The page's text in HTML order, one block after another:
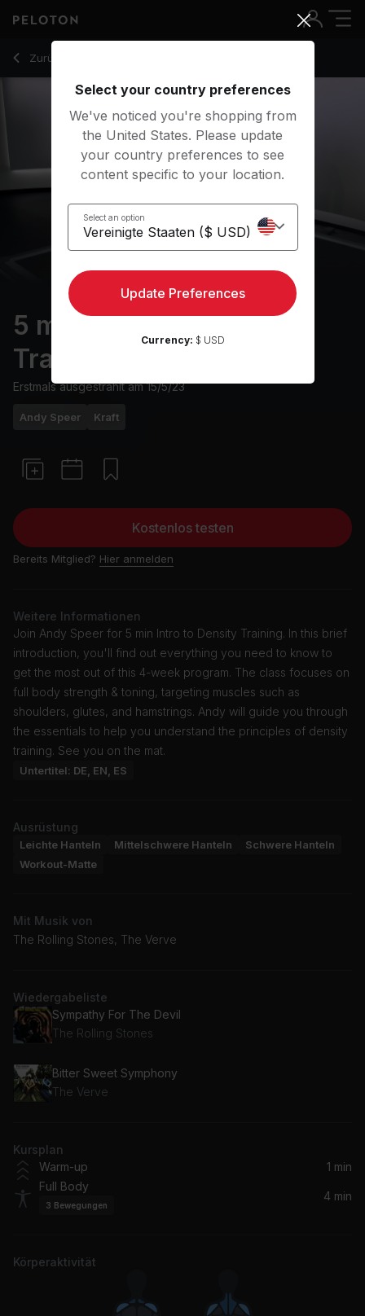
Zurück zu Kraftkurse
Zurück
5 min Intro to Density
Training
Erstmals ausgestrahlt am15/5/23
Andy Speer Kraft
Kostenlos testen
Bereits Mitglied? Hier anmelden
Weitere Informationen
Join Andy Speer for 5 min Intro to Density Training. In this brief
introduction, you'll find out everything you need to know to
get the most out of this 4-week program. The class focuses on
full body strength & toning, targeting muscles such as
shoulders, glutes, and hamstrings. Andy will guide you through
the essentials to help you understand the principles of density
training. See you on the mat.
Untertitel: DE, EN, ES
Ausrüstung
Leichte Hanteln Mittelschwere Hanteln
Schwere Hanteln
Workout-Matte
Mit Musik von
The Rolling Stones, The Verve
Wiedergabeliste
Sympathy For The Devil
The Rolling Stones
Bitter Sweet Symphony
The Verve
Kursplan
Warm-up
1 min
Full Body
3 Bewegungen
4 min
Körperaktivität
Select your country preferences
We've noticed you're shopping from
the United States. Please update
your country preferences to see
content specific to your location.
Select an option
Update Preferences
Currency: $ USD